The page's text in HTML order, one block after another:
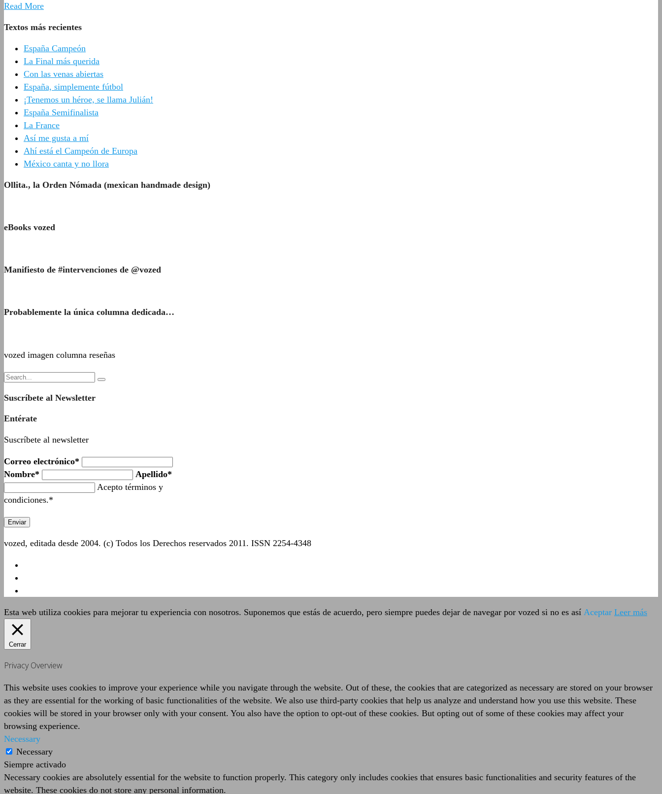
Read More
Textos más recientes
España Campeón
La Final más querida
Con las venas abiertas
España, simplemente fútbol
¡Tenemos un héroe, se llama Julián!
España Semifinalista
La France
Así me gusta a mí
Ahí está el Campeón de Europa
México canta y no llora
Ollita., la Orden Nómada (mexican handmade design)
eBooks vozed
Manifiesto de #intervenciones de @vozed
Probablemente la única columna dedicada…
vozed imagen columna reseñas
Suscríbete al Newsletter
Entérate
Suscríbete al newsletter
Correo electrónico*
Nombre*
Apellido*
Acepto términos y
condiciones.*
vozed, editada desde 2004. (c) Todos los Derechos reservados 2011. ISSN 2254-4348
Esta web utiliza cookies para mejorar tu experiencia con nosotros. Suponemos que estás de acuerdo, pero siempre puedes dejar de navegar por vozed si no es así Aceptar Leer más
Cerrar
Privacy Overview
This website uses cookies to improve your experience while you navigate through the website. Out of these, the cookies that are categorized as necessary are stored on your browser
as they are essential for the working of basic functionalities of the website. We also use third-party cookies that help us analyze and understand how you use this website. These
cookies will be stored in your browser only with your consent. You also have the option to opt-out of these cookies. But opting out of some of these cookies may affect your
browsing experience.
Necessary
Necessary
Siempre activado
Necessary cookies are absolutely essential for the website to function properly. This category only includes cookies that ensures basic functionalities and security features of the
website. These cookies do not store any personal information.